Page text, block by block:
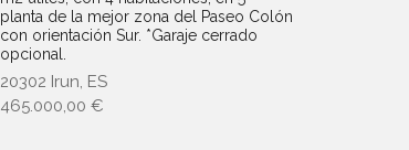
planta de la mejor zona del Paseo Colón
con orientación Sur. *Garaje cerrado
opcional.
20302 Irun, ES
465.000,00 €